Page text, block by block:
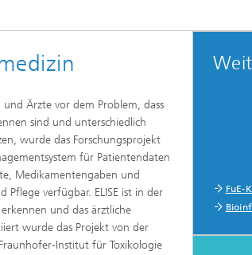
Ärzte vor dem Problem, dass
sind und unterschiedlich
wurde das Forschungsprojekt
für Patientendaten
Medikamentengaben und
verfügbar. ELISE ist in der
und das ärztliche
wurde das Projekt von der
Institut für Toxikologie
FuE-